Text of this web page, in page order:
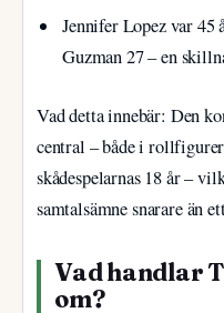
Jennifer Lopez var 45
Guzman 27 – en
Vad detta innebär: Den
central – både i
skådespelarnas 18 år –
samtalsämne snarare än
Vad handlar
om?